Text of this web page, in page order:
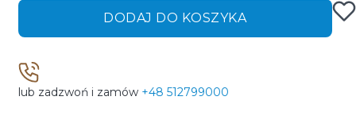
DODAJ DO KOSZYKA
lub zadzwoń i zamów +48 512799000